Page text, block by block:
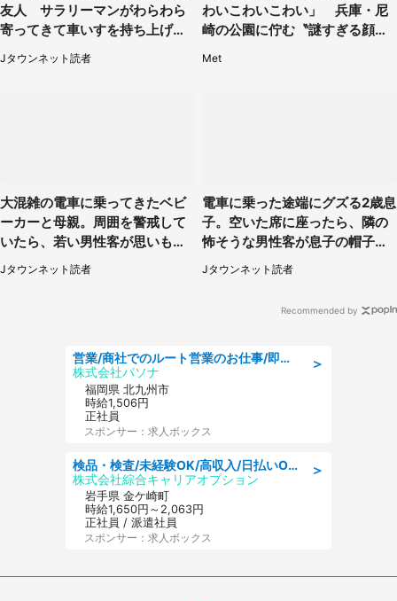
友人 サラリーマンがわらわら
寄ってきて車いすを持ち上げ連
れて行った（福岡県・60代女
性）
Jタウンネット読者
わいこわいこわい」 兵庫・尼
崎の公園に佇む〝謎すぎる顔〟
Met
大混雑の電車に乗ってきたベビ
ーカーと母親。周囲を警戒して
いたら、若い男性客が思いもよ
らぬ行動に（東京都・50代女
性）
Jタウンネット読者
電車に乗った途端にグズる2歳息
子。空いた席に座ったら、隣の
怖そうな男性客が息子の帽子に
手を伸ばし（千葉県・40代女
性）
Jタウンネット読者
Recommended by
＞
営業/商社でのルート営業のお仕事/即日勤務可/車通勤可/営業
株式会社パソナ
福岡県 北九州市
時給1,506円
正社員
スポンサー：求人ボックス
＞
検品・検査/未経験OK/高収入/日払いOK/交替制/20・30・40代活躍中
株式会社綜合キャリアオプション
岩手県 金ケ崎町
時給1,650円～2,063円
正社員 / 派遣社員
スポンサー：求人ボックス